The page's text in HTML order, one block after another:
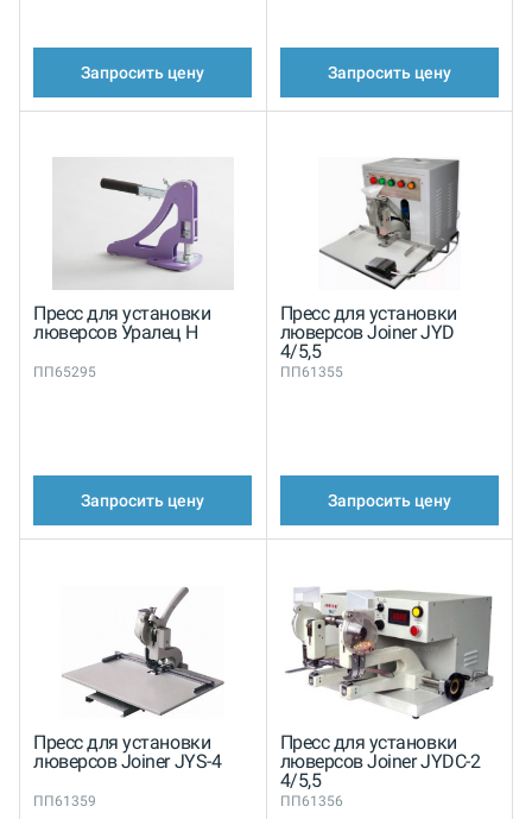
Запросить цену Запросить цену
Пресс для установки
люверсов Уралец Н
ПП65295
Запросить цену
Пресс для установки
люверсов Joiner JYD
4/5,5
ПП61355
Запросить цену
Пресс для установки
люверсов Joiner JYS-4
ПП61359
Пресс для установки
люверсов Joiner JYDC-2
4/5,5
ПП61356